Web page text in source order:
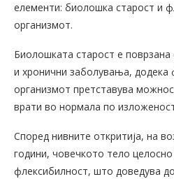
елементи: биолошка старост и
организмот.
Биолошката старост е
и хронични заболувања, додека
организмот претставува
врати во нормала по
Според нивните откритија, на
години, човечкото тело целосно
флексибилност, што доведува